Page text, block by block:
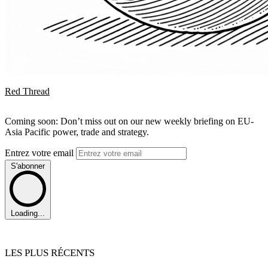
Red Thread
Coming soon: Don’t miss out on our new weekly briefing on EU-
Asia Pacific power, trade and strategy.
Entrez votre email
S'abonner
Loading...
LES PLUS RÉCENTS